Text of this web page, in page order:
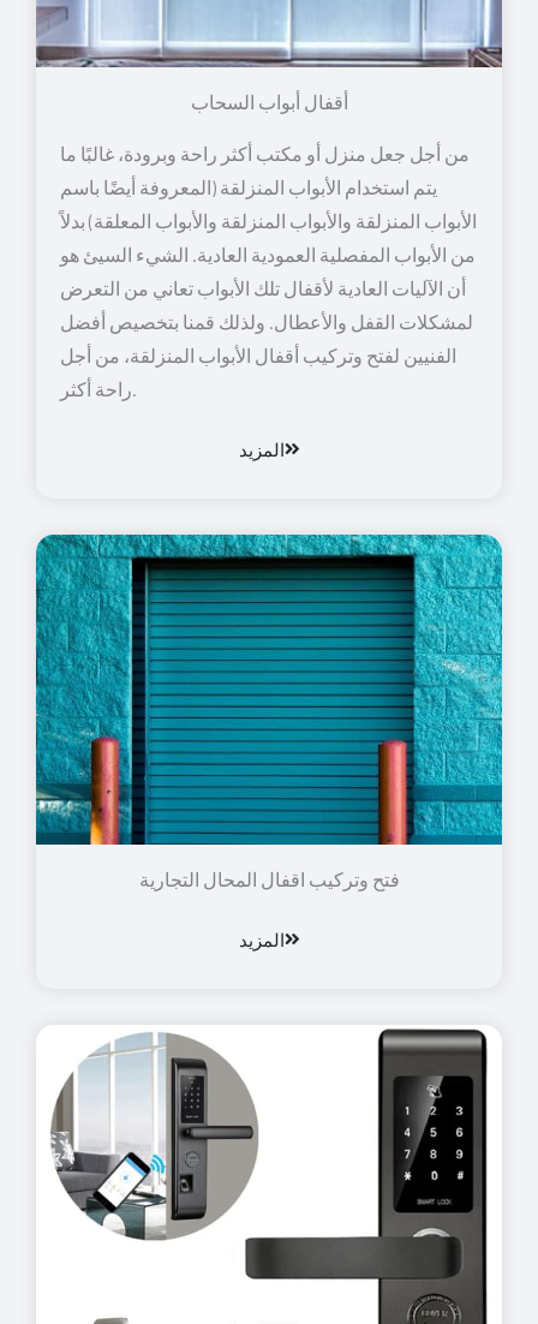
أقفال أبواب السحاب
من أجل جعل منزل أو مكتب أكثر راحة وبرودة، غالبًا ما
يتم استخدام الأبواب المنزلقة (المعروفة أيضًا باسم
الأبواب المنزلقة والأبواب المنزلقة والأبواب المعلقة) بدلاً
من الأبواب المفصلية العمودية العادية. الشيء السيئ هو
أن الآليات العادية لأقفال تلك الأبواب تعاني من التعرض
لمشكلات القفل والأعطال. ولذلك قمنا بتخصيص أفضل
الفنيين لفتح وتركيب أقفال الأبواب المنزلقة، من أجل
راحة أكثر.
المزيد
فتح وتركيب اقفال المحال التجارية
المزيد